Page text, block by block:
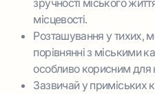
зручності міського
місцевості.
Розташування у тихих,
порівнянні з міськими
особливо корисним для
Зазвичай у приміських